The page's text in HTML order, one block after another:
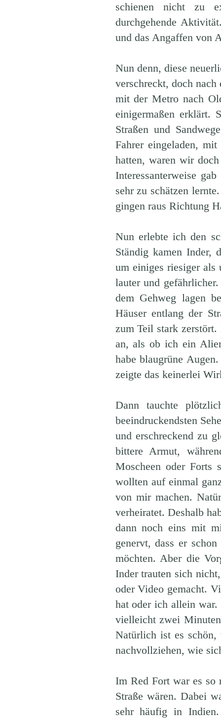
schienen nicht zu
durchgehende
und das Angaffen von
Nun denn, diese
verschreckt, doch
mit der Metro nach
einigermaßen erklärt.
Straßen und
Fahrer eingeladen,
hatten, waren wir
Interessanterweise
sehr zu schätzen
gingen raus Richtung
Nun erlebte ich den
Ständig kamen Inder,
um einiges riesiger als
lauter und
dem Gehweg lagen
Häuser entlang der
zum Teil stark
an, als ob ich ein
habe blaugrüne
zeigte das keinerlei
Dann tauchte
beeindruckendsten
und erschreckend zu
bittere Armut,
Moscheen oder
wollten auf einmal
von mir machen.
verheiratet. Deshalb
dann noch eins mit
genervt, dass er
möchten. Aber die
Inder trauten sich
oder Video gemacht.
hat oder ich allein
vielleicht zwei
Natürlich ist es
nachvollziehen, wie
Im Red Fort war es
Straße wären. Dabei
sehr häufig in